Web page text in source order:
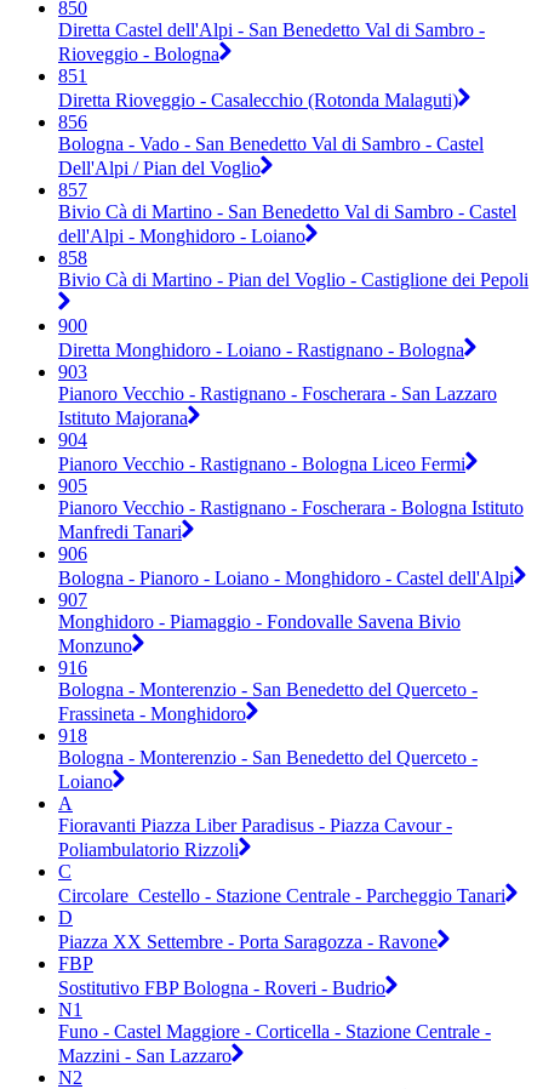
850
Diretta Castel dell'Alpi - San Benedetto Val di Sambro -
Rioveggio - Bologna
851
Diretta Rioveggio - Casalecchio (Rotonda Malaguti)
856
Bologna - Vado - San Benedetto Val di Sambro - Castel
Dell'Alpi / Pian del Voglio
857
Bivio Cà di Martino - San Benedetto Val di Sambro - Castel
dell'Alpi - Monghidoro - Loiano
858
Bivio Cà di Martino - Pian del Voglio - Castiglione dei Pepoli
900
Diretta Monghidoro - Loiano - Rastignano - Bologna
903
Pianoro Vecchio - Rastignano - Foscherara - San Lazzaro
Istituto Majorana
904
Pianoro Vecchio - Rastignano - Bologna Liceo Fermi
905
Pianoro Vecchio - Rastignano - Foscherara - Bologna Istituto
Manfredi Tanari
906
Bologna - Pianoro - Loiano - Monghidoro - Castel dell'Alpi
907
Monghidoro - Piamaggio - Fondovalle Savena Bivio
Monzuno
916
Bologna - Monterenzio - San Benedetto del Querceto -
Frassineta - Monghidoro
918
Bologna - Monterenzio - San Benedetto del Querceto -
Loiano
A
Fioravanti Piazza Liber Paradisus - Piazza Cavour -
Poliambulatorio Rizzoli
C
Circolare_Cestello - Stazione Centrale - Parcheggio Tanari
D
Piazza XX Settembre - Porta Saragozza - Ravone
FBP
Sostitutivo FBP Bologna - Roveri - Budrio
N1
Funo - Castel Maggiore - Corticella - Stazione Centrale -
Mazzini - San Lazzaro
N2